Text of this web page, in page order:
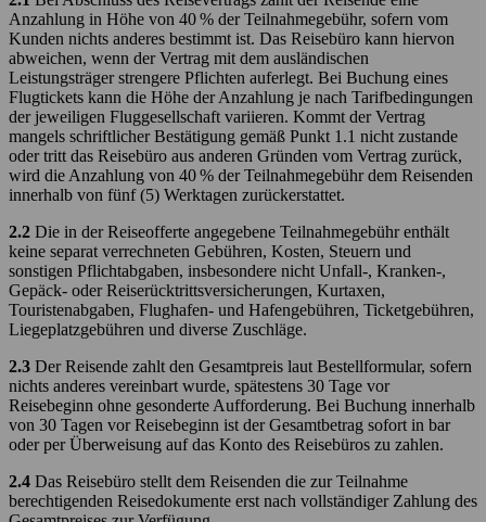
Anzahlung in Höhe von 40 % der Teilnahmegebühr, sofern vom
Kunden nichts anderes bestimmt ist. Das Reisebüro kann hiervon
abweichen, wenn der Vertrag mit dem ausländischen
Leistungsträger strengere Pflichten auferlegt. Bei Buchung eines
Flugtickets kann die Höhe der Anzahlung je nach Tarifbedingungen
der jeweiligen Fluggesellschaft variieren. Kommt der Vertrag
mangels schriftlicher Bestätigung gemäß Punkt 1.1 nicht zustande
oder tritt das Reisebüro aus anderen Gründen vom Vertrag zurück,
wird die Anzahlung von 40 % der Teilnahmegebühr dem Reisenden
innerhalb von fünf (5) Werktagen zurückerstattet.
2.2 Die in der Reiseofferte angegebene Teilnahmegebühr enthält
keine separat verrechneten Gebühren, Kosten, Steuern und
sonstigen Pflichtabgaben, insbesondere nicht Unfall-, Kranken-,
Gepäck- oder Reiserücktrittsversicherungen, Kurtaxen,
Touristenabgaben, Flughafen- und Hafengebühren, Ticketgebühren,
Liegeplatzgebühren und diverse Zuschläge.
2.3 Der Reisende zahlt den Gesamtpreis laut Bestellformular, sofern
nichts anderes vereinbart wurde, spätestens 30 Tage vor
Reisebeginn ohne gesonderte Aufforderung. Bei Buchung innerhalb
von 30 Tagen vor Reisebeginn ist der Gesamtbetrag sofort in bar
oder per Überweisung auf das Konto des Reisebüros zu zahlen.
2.4 Das Reisebüro stellt dem Reisenden die zur Teilnahme
berechtigenden Reisedokumente erst nach vollständiger Zahlung des